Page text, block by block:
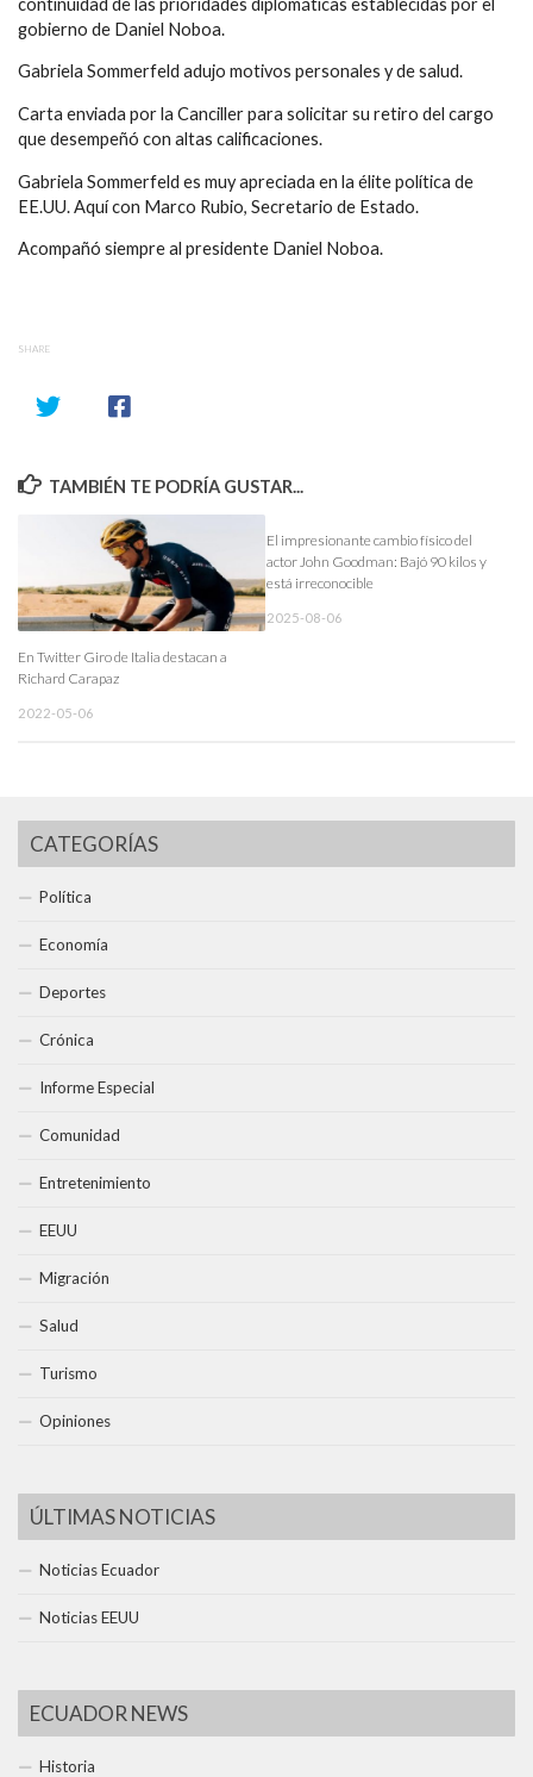
gobierno de Daniel Noboa.
Gabriela Sommerfeld adujo motivos personales y de salud.
Carta enviada por la Canciller para solicitar su retiro del cargo
que desempeñó con altas calificaciones.
Gabriela Sommerfeld es muy apreciada en la élite política de
EE.UU. Aquí con Marco Rubio, Secretario de Estado.
Acompañó siempre al presidente Daniel Noboa.
SHARE
TAMBIÉN TE PODRÍA GUSTAR...
En Twitter Giro de Italia destacan a
Richard Carapaz
2022-05-06
El impresionante cambio físico del
actor John Goodman: Bajó 90 kilos y
está irreconocible
2025-08-06
CATEGORÍAS
Política
Economía
Deportes
Crónica
Informe Especial
Comunidad
Entretenimiento
EEUU
Migración
Salud
Turismo
Opiniones
ÚLTIMAS NOTICIAS
Noticias Ecuador
Noticias EEUU
ECUADOR NEWS
Historia